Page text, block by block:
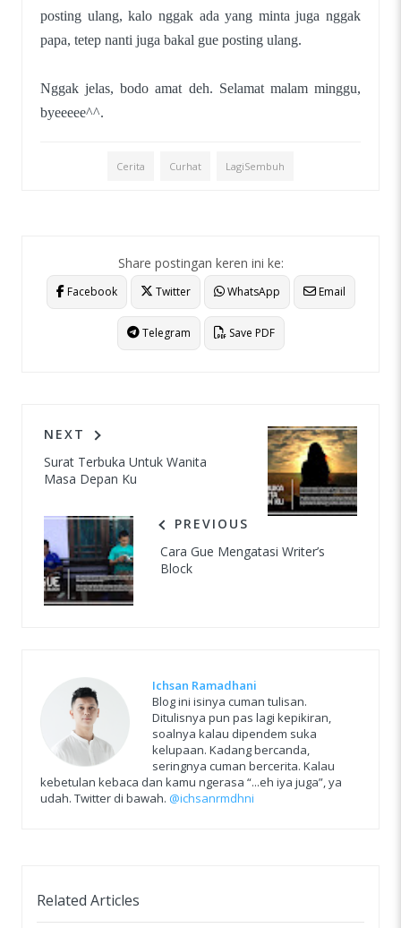
posting ulang, kalo nggak ada yang minta juga nggak
papa, tetep nanti juga bakal gue posting ulang.
Nggak jelas, bodo amat deh. Selamat malam minggu,
byeeeee^^.
Cerita Curhat LagiSembuh
Share postingan keren ini ke:
Facebook Twitter WhatsApp Email
Telegram Save PDF
NEXT
Surat Terbuka Untuk Wanita
Masa Depan Ku
PREVIOUS
Cara Gue Mengatasi Writer’s
Block
Ichsan Ramadhani
Blog ini isinya cuman tulisan.
Ditulisnya pun pas lagi kepikiran,
soalnya kalau dipendem suka
kelupaan. Kadang bercanda,
seringnya cuman bercerita. Kalau
kebetulan kebaca dan kamu ngerasa “...eh iya juga”, ya
udah. Twitter di bawah. @ichsanrmdhni
Related Articles